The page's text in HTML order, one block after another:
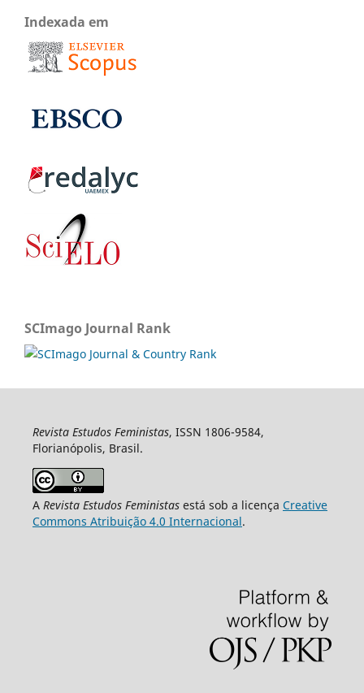
Indexada em
SCImago Journal Rank
Revista Estudos Feministas, ISSN 1806-9584,
Florianópolis, Brasil.
A Revista Estudos Feministasestá sob a licença Creative
Commons Atribuição 4.0 Internacional.